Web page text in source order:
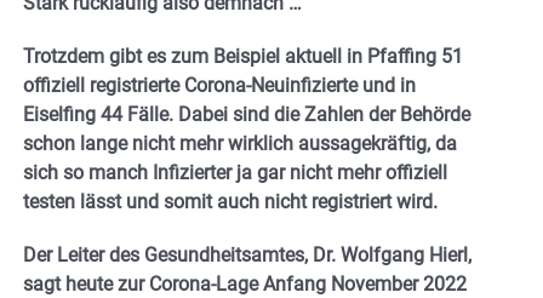
Trotzdem gibt es zum Beispiel aktuell in Pfaffing 51
offiziell registrierte Corona-Neuinfizierte und in
Eiselfing 44 Fälle. Dabei sind die Zahlen der Behörde
schon lange nicht mehr wirklich aussagekräftig, da
sich so manch Infizierter ja gar nicht mehr offiziell
testen lässt und somit auch nicht registriert wird.
Der Leiter des Gesundheitsamtes, Dr. Wolfgang Hierl,
sagt heute zur Corona-Lage Anfang November 2022